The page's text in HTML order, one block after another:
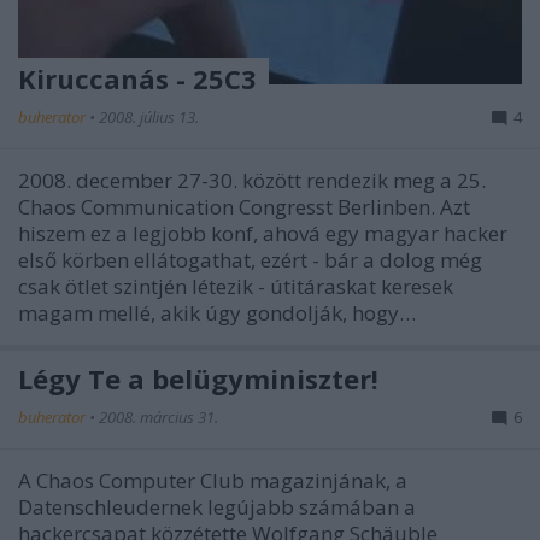
Kiruccanás - 25C3
buherator • 2008. július 13. 4
2008. december 27-30. között rendezik meg a 25.
Chaos Communication Congresst Berlinben. Azt
hiszem ez a legjobb konf, ahová egy magyar hacker
első körben ellátogathat, ezért - bár a dolog még
csak ötlet szintjén létezik - útitáraskat keresek
magam mellé, akik úgy gondolják, hogy…
Légy Te a belügyminiszter!
buherator • 2008. március 31. 6
A Chaos Computer Club magazinjának, a
Datenschleudernek legújabb számában a
hackercsapat közzétette Wolfgang Schäuble